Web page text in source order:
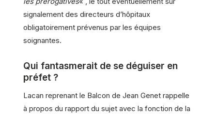
signalement des directeurs d’hôpitaux
obligatoirement prévenus par les équipes
soignantes.
Qui fantasmerait de se déguiser en
préfet ?
Lacan reprenant le Balcon de Jean Genet rappelle
à propos du rapport du sujet avec la fonction de la